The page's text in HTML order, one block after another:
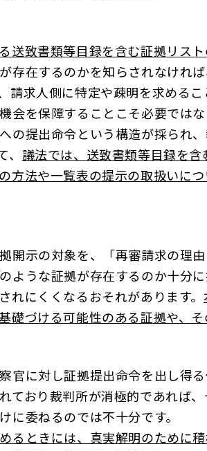
送致書類等目録を含む証拠リス
存在するのかを知らされなけれ
請求人側に特定や疎明を求める
会を保障することこそ必要ではな
の提出命令という構造が採られ
議法では、送致書類等目録を
方法や一覧表の提示の取扱いにつ
開示の対象を、「再審請求の理
ような証拠が存在するのか十分
れにくくなるおそれがあります。
礎づける可能性のある証拠や、
官に対し証拠提出命令を出し得
ており裁判所が消極的であれば
に委ねるのでは不十分です。
るときには、真実解明のために